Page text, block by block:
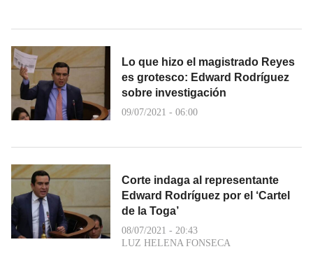
Lo que hizo el magistrado Reyes
es grotesco: Edward Rodríguez
sobre investigación
09/07/2021 - 06:00
Corte indaga al representante
Edward Rodríguez por el ‘Cartel
de la Toga’
08/07/2021 - 20:43
LUZ HELENA FONSECA